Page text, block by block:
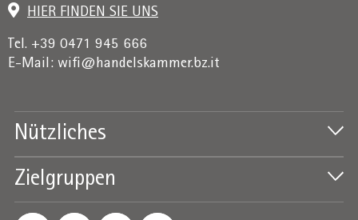
HIER FINDEN SIE UNS
Tel. +39 0471 945 666
E-Mail: wifi@handelskammer.bz.it
Nützliches
Zielgruppen